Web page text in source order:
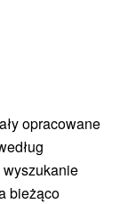
opracowane
wyszukanie
bieżąco